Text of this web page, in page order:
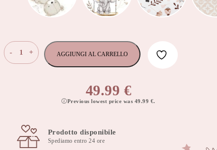
-
Cuscino
fodera
rimovibile
quantità
+ AGGIUNGI AL CARRELLO
49.99 €
Previous lowest price was 49.99 €.
Prodotto disponibile
Spediamo entro 24 ore